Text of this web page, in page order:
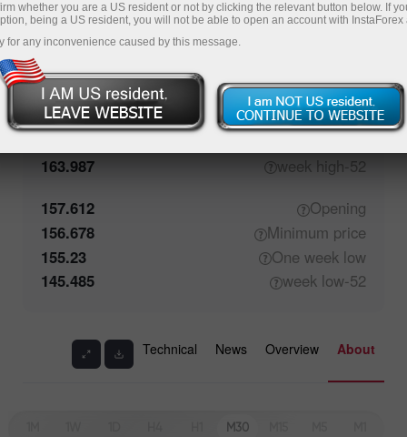
52.84%
Traders' feedback
47.16%
Closing
157.613
Maximumprice
158.574
52-week
high
163.987
Opening
157.612
Minimum price
156.678
One week low
155.23
52-week
low
145.485
About
Overview
News
Technical
M30
whether you are a US resident or not by clicking the relevant button below. If
being a US resident, you will not be able to open an account with InstaForex
for any inconvenience caused by this message.